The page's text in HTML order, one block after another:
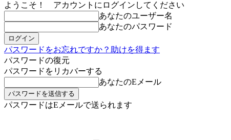
ようこそ！ アカウントにログインしてください
あなたのユーザー名
あなたのパスワード
パスワードをお忘れですか？助けを得ます
パスワードの復元
パスワードをリカバーする
あなたのEメール
パスワードはEメールで送られます